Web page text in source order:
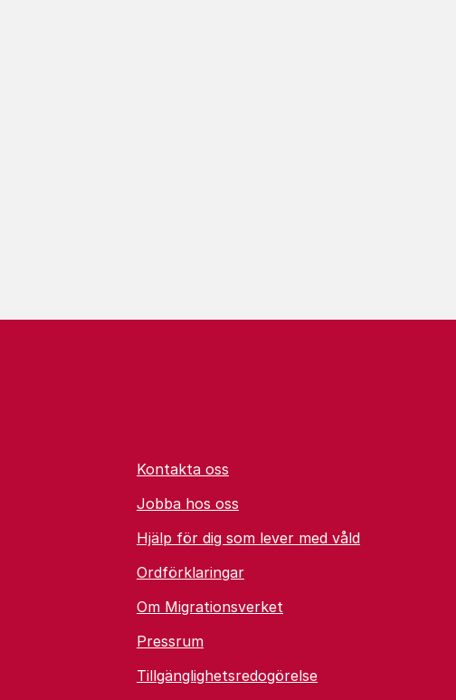
Kontakta oss
Jobba hos oss
Hjälp för dig som lever med våld
Ordförklaringar
Om Migrationsverket
Pressrum
Tillgänglighetsredogörelse